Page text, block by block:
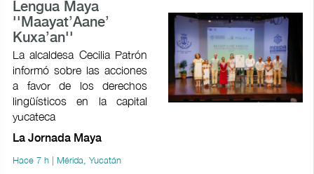
Lengua Maya
''Maayat’Aane’
Kuxa’an''
La alcaldesa Cecilia Patrón
informó sobre las acciones
a favor de los derechos
lingüísticos en la capital
yucateca
La Jornada Maya
Hace 7 h | Mérida, Yucatán